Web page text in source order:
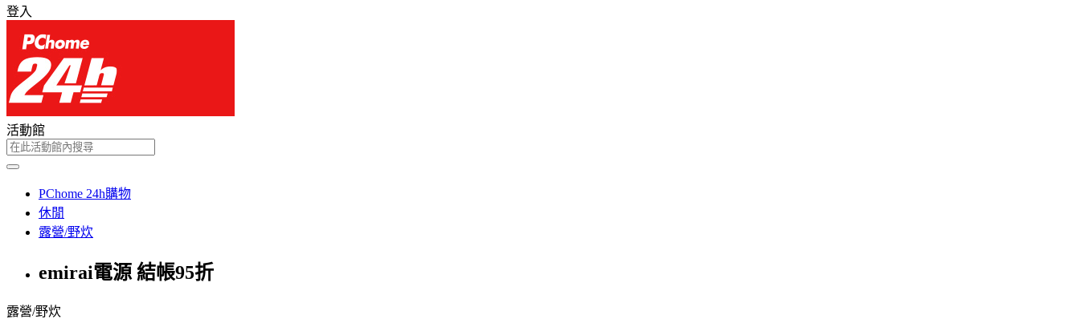
登入
活動館
PChome 24h購物
休閒
露營/野炊
emirai電源 結帳95折
露營/野炊